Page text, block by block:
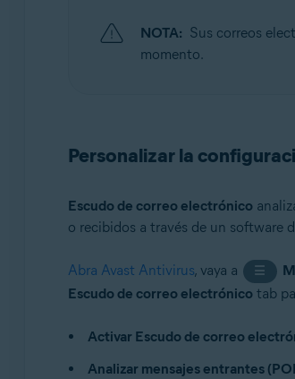
NOTA: Sus correos
momento.
Personalizar la
Escudo de correo electrónico
o recibidos a través de un software
Abra Avast Antivirus, vaya a ☰
Escudo de correo electrónico tab
Activar Escudo de correo
Analizar mensajes entrantes